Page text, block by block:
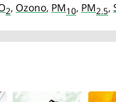
2, Ozono, PM10, PM2.5,